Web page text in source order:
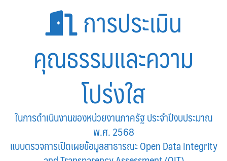
การประเมิน
คุณธรรมและความ
โปร่งใส
ในการดำเนินงานของหน่วยงานภาครัฐ ประจำปีงบประมาณ
พ.ศ. 2568
แบบตรวจการเปิดเผยข้อมูลสาธารณะ Open Data Integrity